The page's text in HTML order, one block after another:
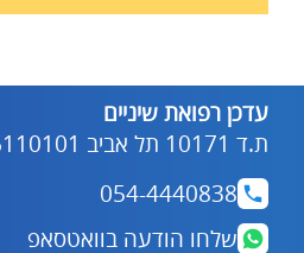
עדכן רפואת שיניים
ת.ד 10171 תל אביב 6110101
054-4440838
שלחו הודעה בוואטסאפ